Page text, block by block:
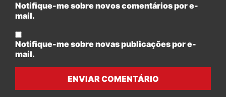
Notifique-me sobre novos comentários por e-
mail.
Notifique-me sobre novas publicações por e-
mail.
ENVIAR COMENTÁRIO